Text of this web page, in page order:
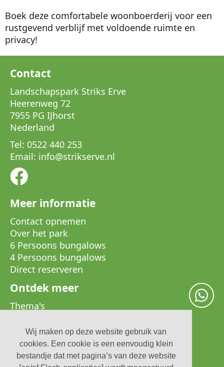
Wij maken op deze website gebruik van
cookies. Een cookie is een eenvoudig klein
bestandje dat met pagina’s van deze website
Boek deze comfortabele woonboerderij voor een
rustgevend verblijf met voldoende ruimte en
privacy!
Contact
Landschapspark Striks Erve
Heerenweg 72
7955 PG IJhorst
Nederland
Tel: 0522 440 253
Email: info@strikserve.nl
Meer informatie
Contact opnemen
Over het park
6 Persoons bungalows
4 Persoons bungalows
Direct reserveren
Ontdek meer
Thema's
Privacyverklaring
Te koop
Voor eigenaren